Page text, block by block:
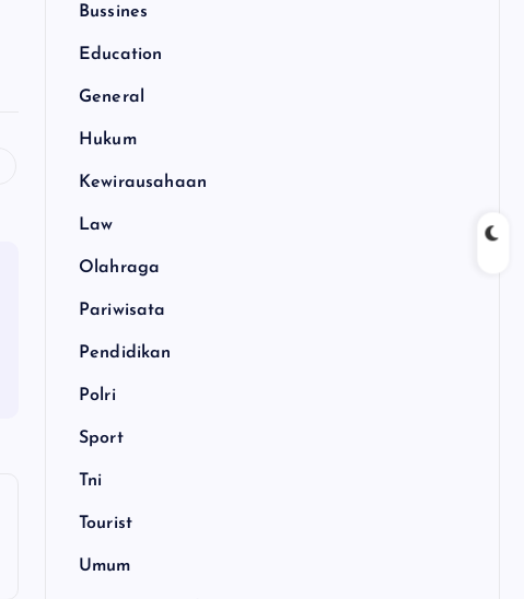
Bussines
Education
General
Hukum
Kewirausahaan
Law
Olahraga
Pariwisata
Pendidikan
Polri
Sport
Tni
Tourist
Umum